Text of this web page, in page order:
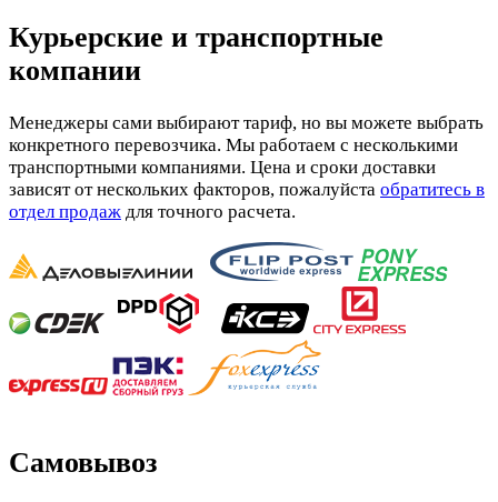
Курьерские и транспортные
компании
Менеджеры сами выбирают тариф, но вы можете выбрать
конкретного перевозчика. Мы работаем с несколькими
транспортными компаниями. Цена и сроки доставки
зависят от нескольких факторов, пожалуйста обратитесь в
отдел продаж для точного расчета.
Самовывоз